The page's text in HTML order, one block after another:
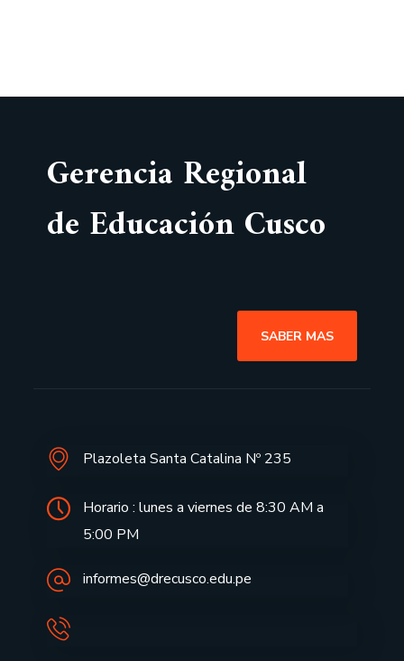
Gerencia Regional
de Educación Cusco
SABER MAS
Plazoleta Santa Catalina Nº 235
Horario : lunes a viernes de 8:30 AM a
5:00 PM
informes@drecusco.edu.pe